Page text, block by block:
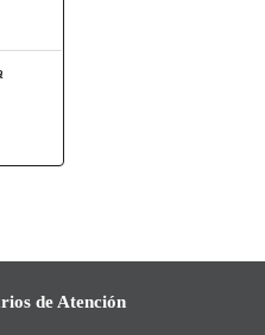
de Atención